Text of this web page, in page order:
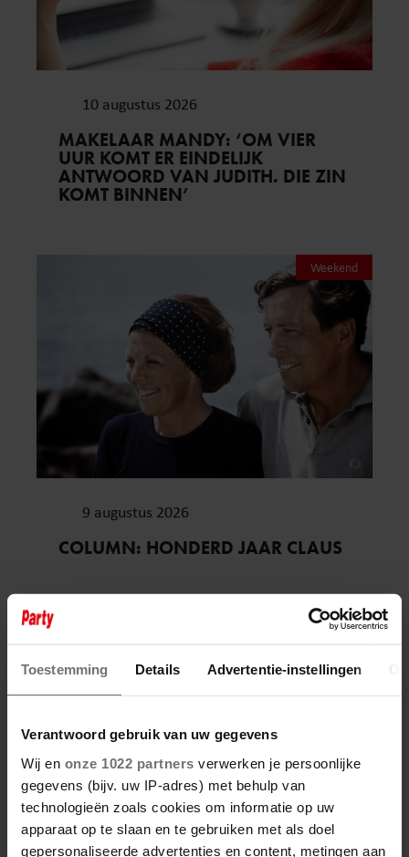
Toestemming Details Advertentie-instellingen
Verantwoord gebruik van uw gegevens
Wij en onze 1022 partners verwerken je persoonlijke
gegevens (bijv. uw IP-adres) met behulp van
technologieën zoals cookies om informatie op uw
apparaat op te slaan en te gebruiken met als doel
gepersonaliseerde advertenties en content, metingen aan
10 augustus 2026
MAKELAAR MANDY: ‘OM VIER
UUR KOMT ER EINDELIJK
ANTWOORD VAN JUDITH. DIE ZIN
KOMT BINNEN’
Weekend
9 augustus 2026
COLUMN: HONDERD JAAR CLAUS
Sante